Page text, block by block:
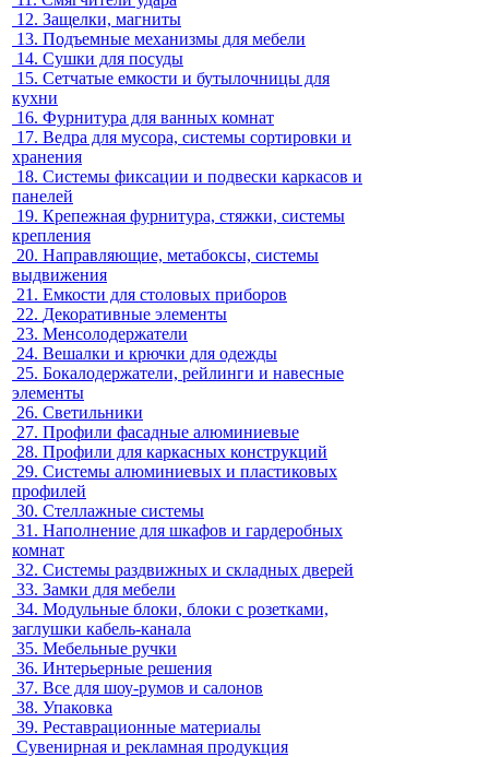
12. Защелки, магниты
13. Подъемные механизмы для мебели
14. Сушки для посуды
15. Сетчатые емкости и бутылочницы для
кухни
16. Фурнитура для ванных комнат
17. Ведра для мусора, системы сортировки и
хранения
18. Системы фиксации и подвески каркасов и
панелей
19. Крепежная фурнитура, стяжки, системы
крепления
20. Направляющие, метабоксы, системы
выдвижения
21. Емкости для столовых приборов
22. Декоративные элементы
23. Менсолодержатели
24. Вешалки и крючки для одежды
25. Бокалодержатели, рейлинги и навесные
элементы
26. Светильники
27. Профили фасадные алюминиевые
28. Профили для каркасных конструкций
29. Системы алюминиевых и пластиковых
профилей
30. Стеллажные системы
31. Наполнение для шкафов и гардеробных
комнат
32. Системы раздвижных и складных дверей
33. Замки для мебели
34. Модульные блоки, блоки с розетками,
заглушки кабель-канала
35. Мебельные ручки
36. Интерьерные решения
37. Все для шоу-румов и салонов
38. Упаковка
39. Реставрационные материалы
Сувенирная и рекламная продукция